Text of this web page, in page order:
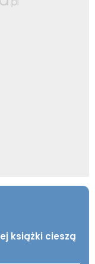
książki cieszą